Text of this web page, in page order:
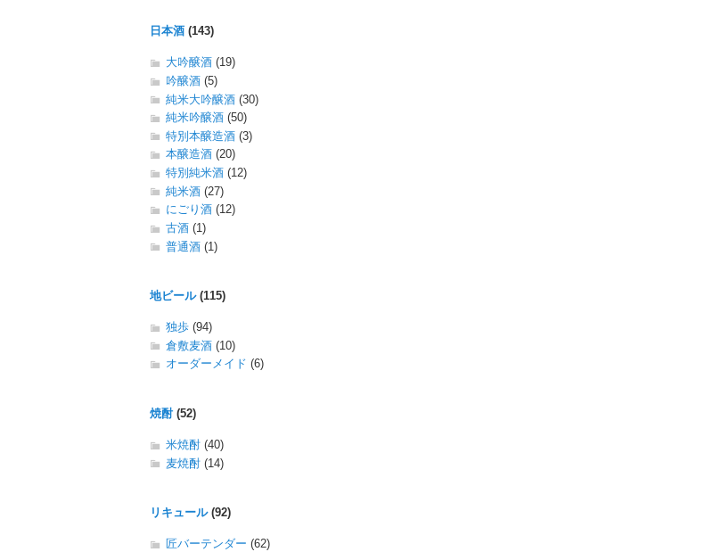
日本酒 (143)
大吟醸酒 (19)
吟醸酒 (5)
純米大吟醸酒 (30)
純米吟醸酒 (50)
特別本醸造酒 (3)
本醸造酒 (20)
特別純米酒 (12)
純米酒 (27)
にごり酒 (12)
古酒 (1)
普通酒 (1)
地ビール(115)
独歩 (94)
倉敷麦酒 (10)
オーダーメイド (6)
焼酎(52)
米焼酎 (40)
麦焼酎 (14)
リキュール(92)
匠バーテンダー (62)